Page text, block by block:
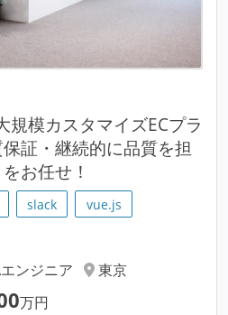
規模カスタマイズECプラ
証・継続的に品質を担
お任せ！
slack
vue.js
ンジニア
東京
万円